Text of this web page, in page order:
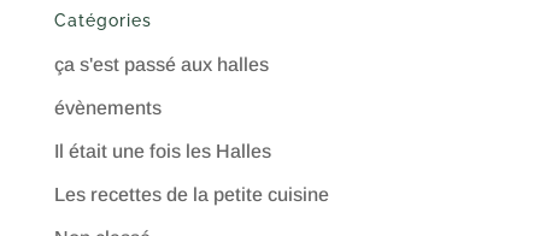
Catégories
ça s'est passé aux halles
évènements
Il était une fois les Halles
Les recettes de la petite cuisine